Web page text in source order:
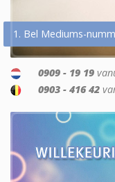
1. Bel Mediums-
0909 - 19 19
0903 - 416 42